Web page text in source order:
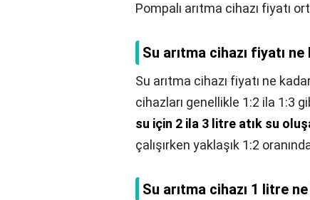
Pompalı arıtma cihazı fiyatı
Su arıtma cihazı fiyatı
Su arıtma cihazı fiyatı ne
cihazları genellikle 1:2 ila 1:3
su için 2 ila 3 litre atık su
çalışırken yaklaşık 1:2
Su arıtma cihazı 1 litre